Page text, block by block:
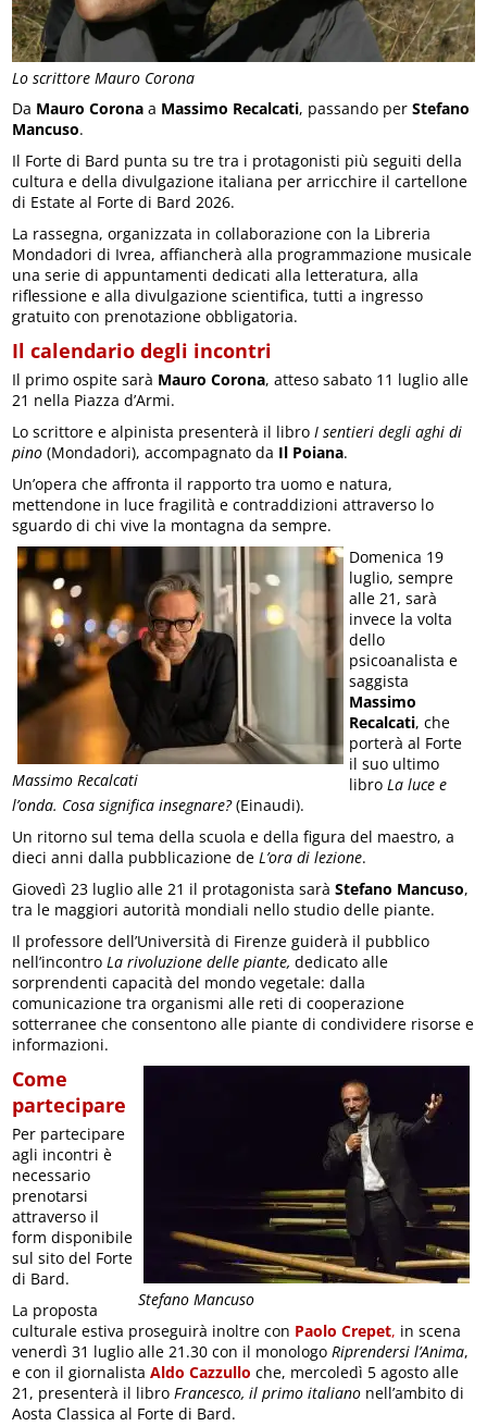
Lo scrittore Mauro Corona
Da Mauro Corona a Massimo Recalcati, passando perStefano
Mancuso.
Il Forte di Bard punta su tre tra i protagonisti più seguiti della
cultura e della divulgazione italiana per arricchire il cartellone
di Estate al Forte di Bard 2026.
La rassegna, organizzata in collaborazione con la Libreria
Mondadori di Ivrea, affiancherà alla programmazione musicale
una serie di appuntamenti dedicati alla letteratura, alla
riflessione e alla divulgazione scientifica, tutti a ingresso
gratuito con prenotazione obbligatoria.
Il calendario degli incontri
Il primo ospite sarà Mauro Corona, atteso sabato 11 luglio alle
21 nella Piazza d’Armi.
Lo scrittore e alpinista presenterà il libro I sentieri degli aghi di
pino (Mondadori), accompagnato da Il Poiana.
Un’opera che affronta il rapporto tra uomo e natura,
mettendone in luce fragilità e contraddizioni attraverso lo
sguardo di chi vive la montagna da sempre.
Massimo Recalcati
Domenica 19
luglio, sempre
alle 21, sarà
invece la volta
dello
psicoanalista e
saggista
Massimo
Recalcati, che
porterà al Forte
il suo ultimo
libroLa luce e
l’onda. Cosa significa insegnare?(Einaudi).
Un ritorno sul tema della scuola e della figura del maestro, a
dieci anni dalla pubblicazione deL’ora di lezione.
Giovedì 23 luglio alle 21 il protagonista saràStefano Mancuso,
tra le maggiori autorità mondiali nello studio delle piante.
Il professore dell’Università di Firenze guiderà il pubblico
nell’incontro La rivoluzione delle piante, dedicato alle
sorprendenti capacità del mondo vegetale: dalla
comunicazione tra organismi alle reti di cooperazione
sotterranee che consentono alle piante di condividere risorse e
informazioni.
Stefano Mancuso
Come
partecipare
Per partecipare
agli incontri è
necessario
prenotarsi
attraverso il
form disponibile
sul sito del Forte
di Bard.
La proposta
culturale estiva proseguirà inoltre con Paolo Crepet, in scena
venerdì 31 luglio alle 21.30 con il monologoRiprendersi l’Anima,
e con il giornalistaAldo Cazzullo che, mercoledì 5 agosto alle
21, presenterà il libroFrancesco, il primo italiano nell’ambito di
Aosta Classica al Forte di Bard.